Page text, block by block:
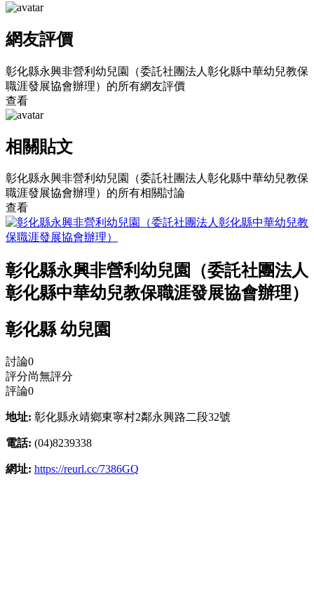
網友評價
彰化縣永興非營利幼兒園（委託社團法人彰化縣中華幼兒教保
職涯發展協會辦理）的所有網友評價
查看
相關貼文
彰化縣永興非營利幼兒園（委託社團法人彰化縣中華幼兒教保
職涯發展協會辦理）的所有相關討論
查看
彰化縣永興非營利幼兒園（委託社團法人
彰化縣中華幼兒教保職涯發展協會辦理）
彰化縣 幼兒園
討論0
評分尚無評分
評論0
地址: 彰化縣永靖鄉東寧村2鄰永興路二段32號
電話: (04)8239338
網址: https://reurl.cc/7386GQ